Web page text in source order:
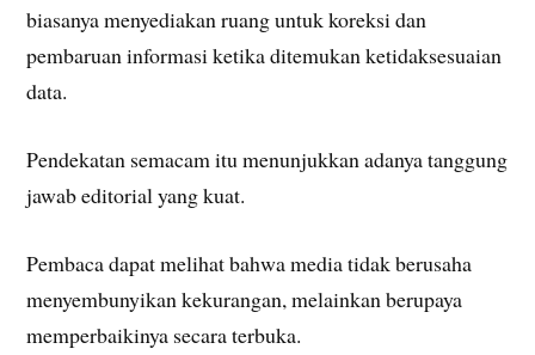
biasanya menyediakan ruang untuk koreksi dan
pembaruan informasi ketika ditemukan ketidaksesuaian
data.
Pendekatan semacam itu menunjukkan adanya tanggung
jawab editorial yang kuat.
Pembaca dapat melihat bahwa media tidak berusaha
menyembunyikan kekurangan, melainkan berupaya
memperbaikinya secara terbuka.